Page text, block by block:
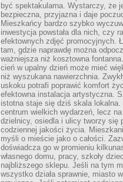
być spektakularna. Wystarczy, że
bezpieczna, przyjazna i daje
Mieszkańcy bardzo szybko
inwestycja powstała dla nich, czy
efektownych zdjęć promocyjnych.
tam, gdzie naprawdę można
ważniejsza niż kosztowna
cień w upalny dzień może mieć
niż wyszukana nawierzchnia.
uskoku potrafi poprawić komfort
efektowna instalacja artystyczna.
istotna staje się dziś skala lokalna.
centrum wielkich wydarzeń, lecz
dzielnicy, osiedla i ulicy tworzy się
codziennej jakości życia.
myśli o mieście jako o całości.
doświadcza go w promieniu
własnego domu, pracy, szkoły
najbliższego sklepu. Jeśli na tym
wszystko działa sprawnie, miasto